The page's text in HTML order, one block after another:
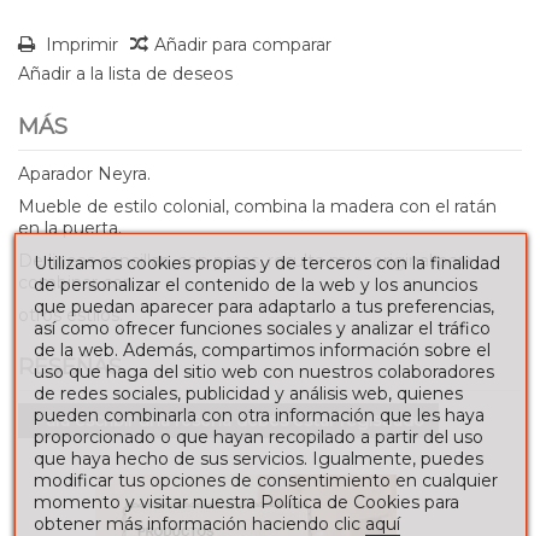
Imprimir
Añadir para comparar
Añadir a la lista de deseos
MÁS
Aparador Neyra.
Mueble de estilo colonial, combina la madera con el ratán
en la puerta.
De lineas sencillas, con patas, resulta muy original para
combinar con
otros estilos.
RESEÑAS
Para escribir una reseña debes estar registrado
Utilizamos cookies propias y de terceros con la finalidad
de personalizar el contenido de la web y los anuncios
que puedan aparecer para adaptarlo a tus preferencias,
así como ofrecer funciones sociales y analizar el tráfico
de la web. Además, compartimos información sobre el
uso que haga del sitio web con nuestros colaboradores
de redes sociales, publicidad y análisis web, quienes
pueden combinarla con otra información que les haya
proporcionado o que hayan recopilado a partir del uso
que haya hecho de sus servicios. Igualmente, puedes
modificar tus opciones de consentimiento en cualquier
momento y visitar nuestra Política de Cookies para
obtener más información haciendo clic aquí